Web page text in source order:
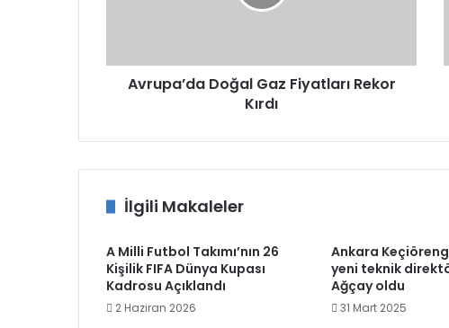
Avrupa’da Doğal Gaz Fiyatları Rekor
Kırdı
İlgili Makaleler
A Milli Futbol Takımı’nın 26
Kişilik FIFA Dünya Kupası
Kadrosu Açıklandı
2 Haziran 2026
Ankara
yeni teknik
Ağçay oldu
31 Mart 2025